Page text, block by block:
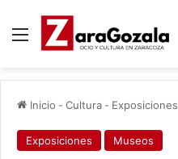
Menú
Inicio - Cultura - Exposiciones
Exposiciones Museos